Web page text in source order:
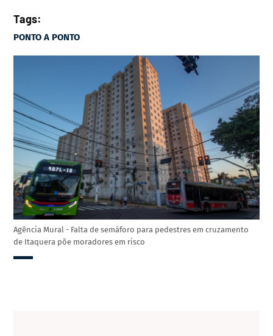
Tags:
PONTO A PONTO
Agência Mural - Falta de semáforo para pedestres em cruzamento
de Itaquera põe moradores em risco